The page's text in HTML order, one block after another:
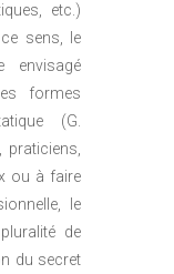
etc.)
sens, le
envisagé
formes
(G.
praticiens,
ou à faire
le
de
du secret